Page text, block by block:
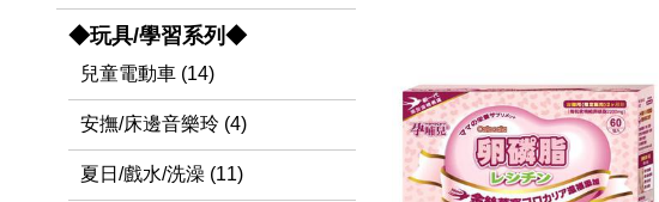
◆玩具/學習系列◆
兒童電動車 (14)
安撫/床邊音樂玲 (4)
夏日/戲水/洗澡 (11)